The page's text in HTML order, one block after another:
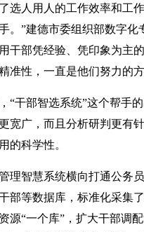
选人用人的工作效率和工
。”建德市委组织部数字化
干部凭经验、凭印象为主
准性，一直是他们努力的方
“干部智选系统”这个帮手
宽广，而且分析研判更有
的科学性。
理智慧系统横向打通公务
部等数据库，标准化采集
源“一个库”，扩大干部调